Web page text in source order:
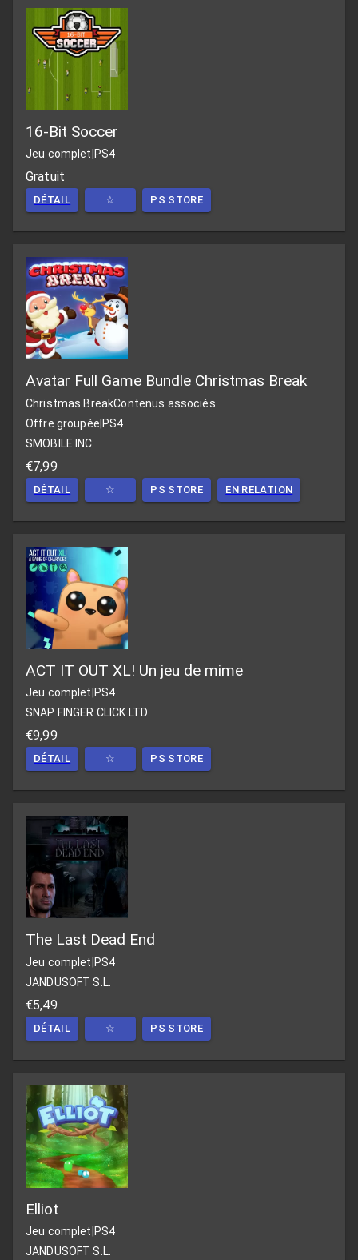
16-Bit Soccer
Jeu complet PS4
Gratuit
DÉTAIL ☆ PS STORE
Avatar Full Game Bundle Christmas Break
Christmas BreakContenus associés
Offre groupée PS4
SMOBILE INC
€7,99
DÉTAIL ☆ PS STORE EN RELATION
ACT IT OUT XL! Un jeu de mime
Jeu complet PS4
SNAP FINGER CLICK LTD
€9,99
DÉTAIL ☆ PS STORE
The Last Dead End
Jeu complet PS4
JANDUSOFT S.L.
€5,49
DÉTAIL ☆ PS STORE
Elliot
Jeu complet PS4
JANDUSOFT S.L.